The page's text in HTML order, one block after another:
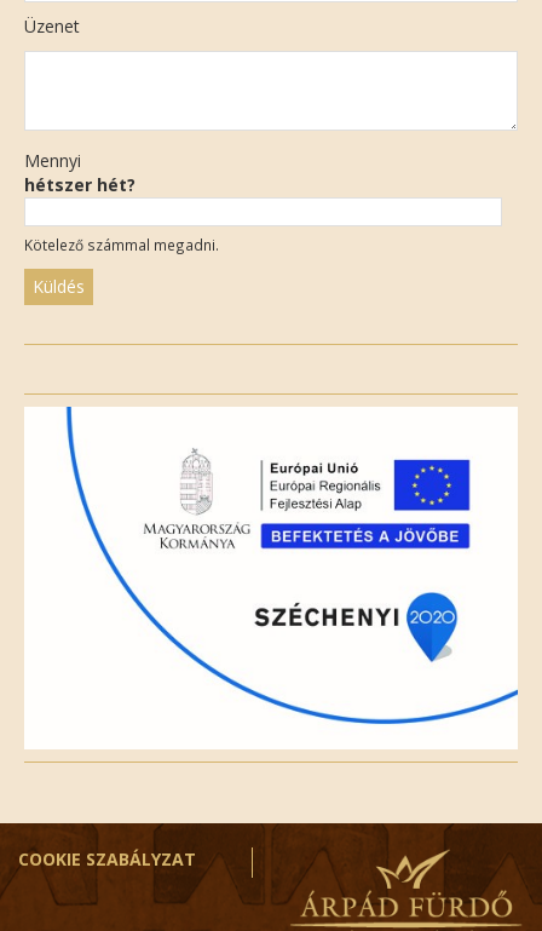
Üzenet
Mennyi
hétszer hét?
Kötelező számmal megadni.
field
empty.
COOKIE SZABÁLYZAT